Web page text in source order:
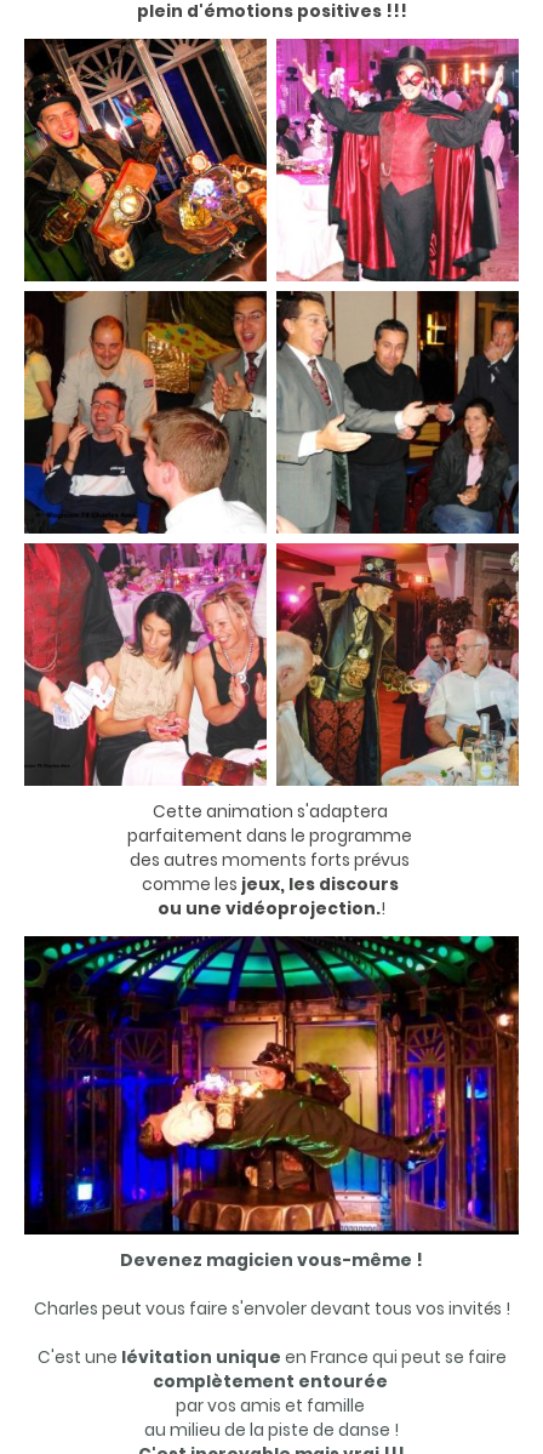
plein d'émotions positives !!!
Cette animation s'adaptera
parfaitement dans le programme
des autres moments forts prévus
comme les jeux, les discours
ou une vidéoprojection.!
Devenez magicien vous-même !
Charles peut vous faire s'envoler devant tous vos invités !
C'est une lévitation unique en France qui peut se faire
complètement entourée
par vos amis et famille
au milieu de la piste de danse !